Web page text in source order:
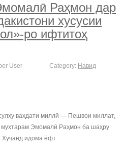
Раҳмон дар
хусусии
ро ифтитоҳ
User Category: Навид
ваҳдати миллӣ — Пешвои миллат,
муҳтарам Эмомалӣ Раҳмон ба шаҳру
Хуҷанд идома ёфт.